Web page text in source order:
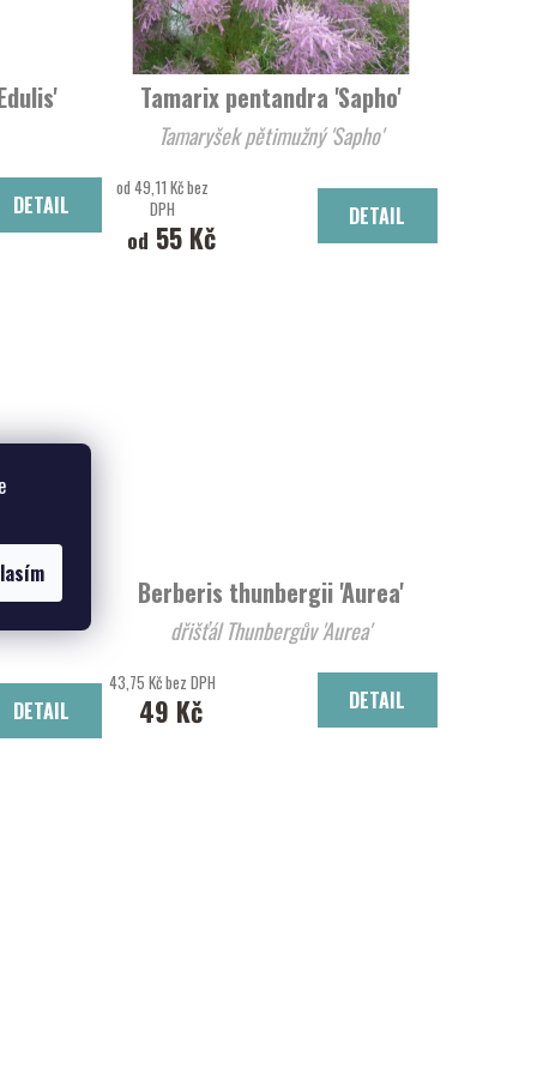
DETAIL
Tamarix pentandra 'Sapho'
Tamaryšek pětimužný 'Sapho'
od 49,11 Kč bez
DPH
od 55 Kč
DETAIL
DETAIL
Berberis thunbergii 'Aurea'
dřišťál Thunbergův 'Aurea'
43,75 Kč bez DPH
49 Kč DETAIL